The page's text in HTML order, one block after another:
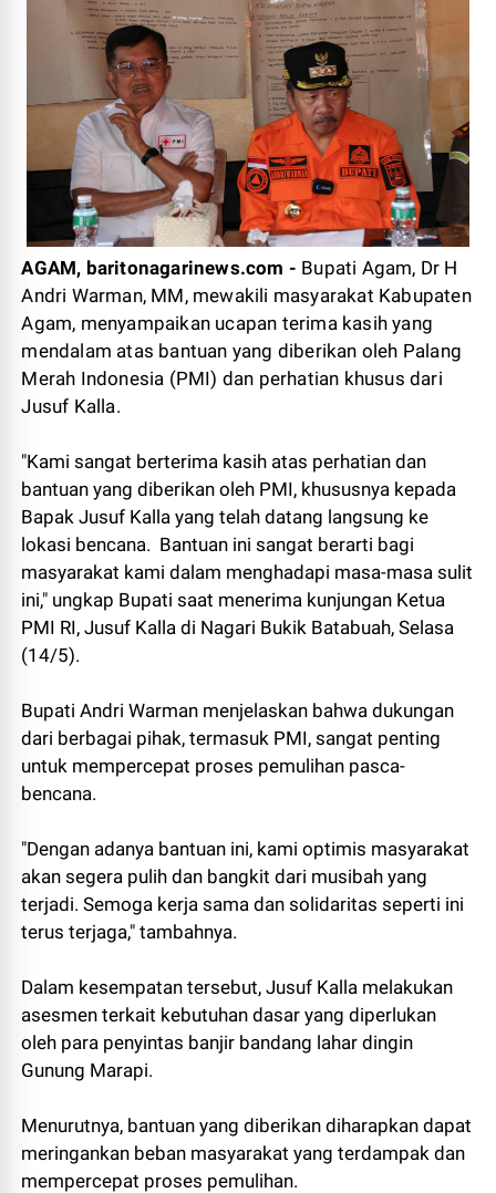
AGAM, baritonagarinews.com - Bupati Agam, Dr H
Andri Warman, MM, mewakili masyarakat Kabupaten
Agam, menyampaikan ucapan terima kasih yang
mendalam atas bantuan yang diberikan oleh Palang
Merah Indonesia (PMI) dan perhatian khusus dari
Jusuf Kalla.
"Kami sangat berterima kasih atas perhatian dan
bantuan yang diberikan oleh PMI, khususnya kepada
Bapak Jusuf Kalla yang telah datang langsung ke
lokasi bencana. Bantuan ini sangat berarti bagi
masyarakat kami dalam menghadapi masa-masa sulit
ini," ungkap Bupati saat menerima kunjungan Ketua
PMI RI, Jusuf Kalla di Nagari Bukik Batabuah, Selasa
(14/5).
Bupati Andri Warman menjelaskan bahwa dukungan
dari berbagai pihak, termasuk PMI, sangat penting
untuk mempercepat proses pemulihan pasca-
bencana.
"Dengan adanya bantuan ini, kami optimis masyarakat
akan segera pulih dan bangkit dari musibah yang
terjadi. Semoga kerja sama dan solidaritas seperti ini
terus terjaga," tambahnya.
Dalam kesempatan tersebut, Jusuf Kalla melakukan
asesmen terkait kebutuhan dasar yang diperlukan
oleh para penyintas banjir bandang lahar dingin
Gunung Marapi.
Menurutnya, bantuan yang diberikan diharapkan dapat
meringankan beban masyarakat yang terdampak dan
mempercepat proses pemulihan.